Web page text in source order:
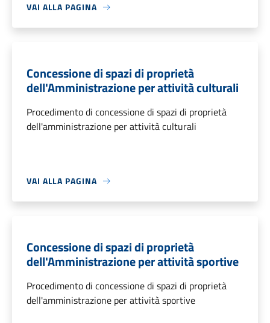
VAI ALLA PAGINA
Concessione di spazi di proprietà
dell'Amministrazione per attività culturali
Procedimento di concessione di spazi di proprietà
dell'amministrazione per attività culturali
VAI ALLA PAGINA
Concessione di spazi di proprietà
dell'Amministrazione per attività sportive
Procedimento di concessione di spazi di proprietà
dell'amministrazione per attività sportive